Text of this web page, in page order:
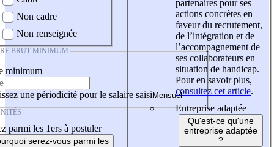
Non cadre
Non renseignée
BRUT MINIMUM
minimum
une périodicité pour le salaire saisi
parmi les 1ers à postuler
serez-vous parmi les
partenaires pour ses
actions concrètes en
faveur du recrutement,
de l’intégration et de
l’accompagnement de
ses collaborateurs en
situation de handicap.
Pour en savoir plus,
consultez cet article.
Entreprise adaptée
Qu'est-ce qu'une
entreprise adaptée
?